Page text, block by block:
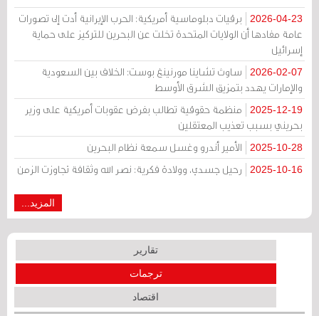
2026-04-23
برقيات دبلوماسية أمريكية: الحرب الإيرانية أدت إلى تصورات
عامة مفادها أن الولايات المتحدة تخلت عن البحرين للتركيز على حماية
إسرائيل
2026-02-07
ساوث تشاينا مورنينغ بوست: الخلاف بين السعودية
والإمارات يهدد بتمزيق الشرق الأوسط
2025-12-19
منظمة حقوقية تطالب بفرض عقوبات أمريكية على وزير
بحريني بسبب تعذيب المعتقلين
2025-10-28 الأمير أندرو وغسل سمعة نظام البحرين
2025-10-16 رحيل جسدي، وولادة فكرية: نصر الله وثقافة تجاوزت الزمن
المزيد...
تقارير
ترجمات
اقتصاد